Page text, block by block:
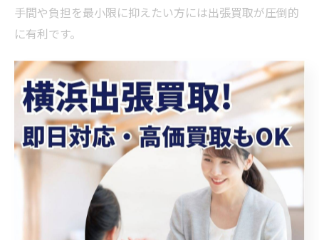
手間や負担を最小限に抑えたい方には出張買取が圧倒的
に有利です。
冷蔵庫 出張買取なら即日対応も安心して依頼
冷蔵庫の出張買取サービスでは、即日対応に強みを持つ
業者も多く、急ぎの処分にも安心して依頼できます。理
由は、専門のスタッフが墨田区内で迅速にスケジュール
調整し、最短でその日のうちに訪問・査定・搬出まで完
了できる体制が整っているからです。例えば、急な引越
しや家電の買い替えで「すぐに冷蔵庫を手放したい」と
きも、電話一本で解決します。結果、急な予定変更にも